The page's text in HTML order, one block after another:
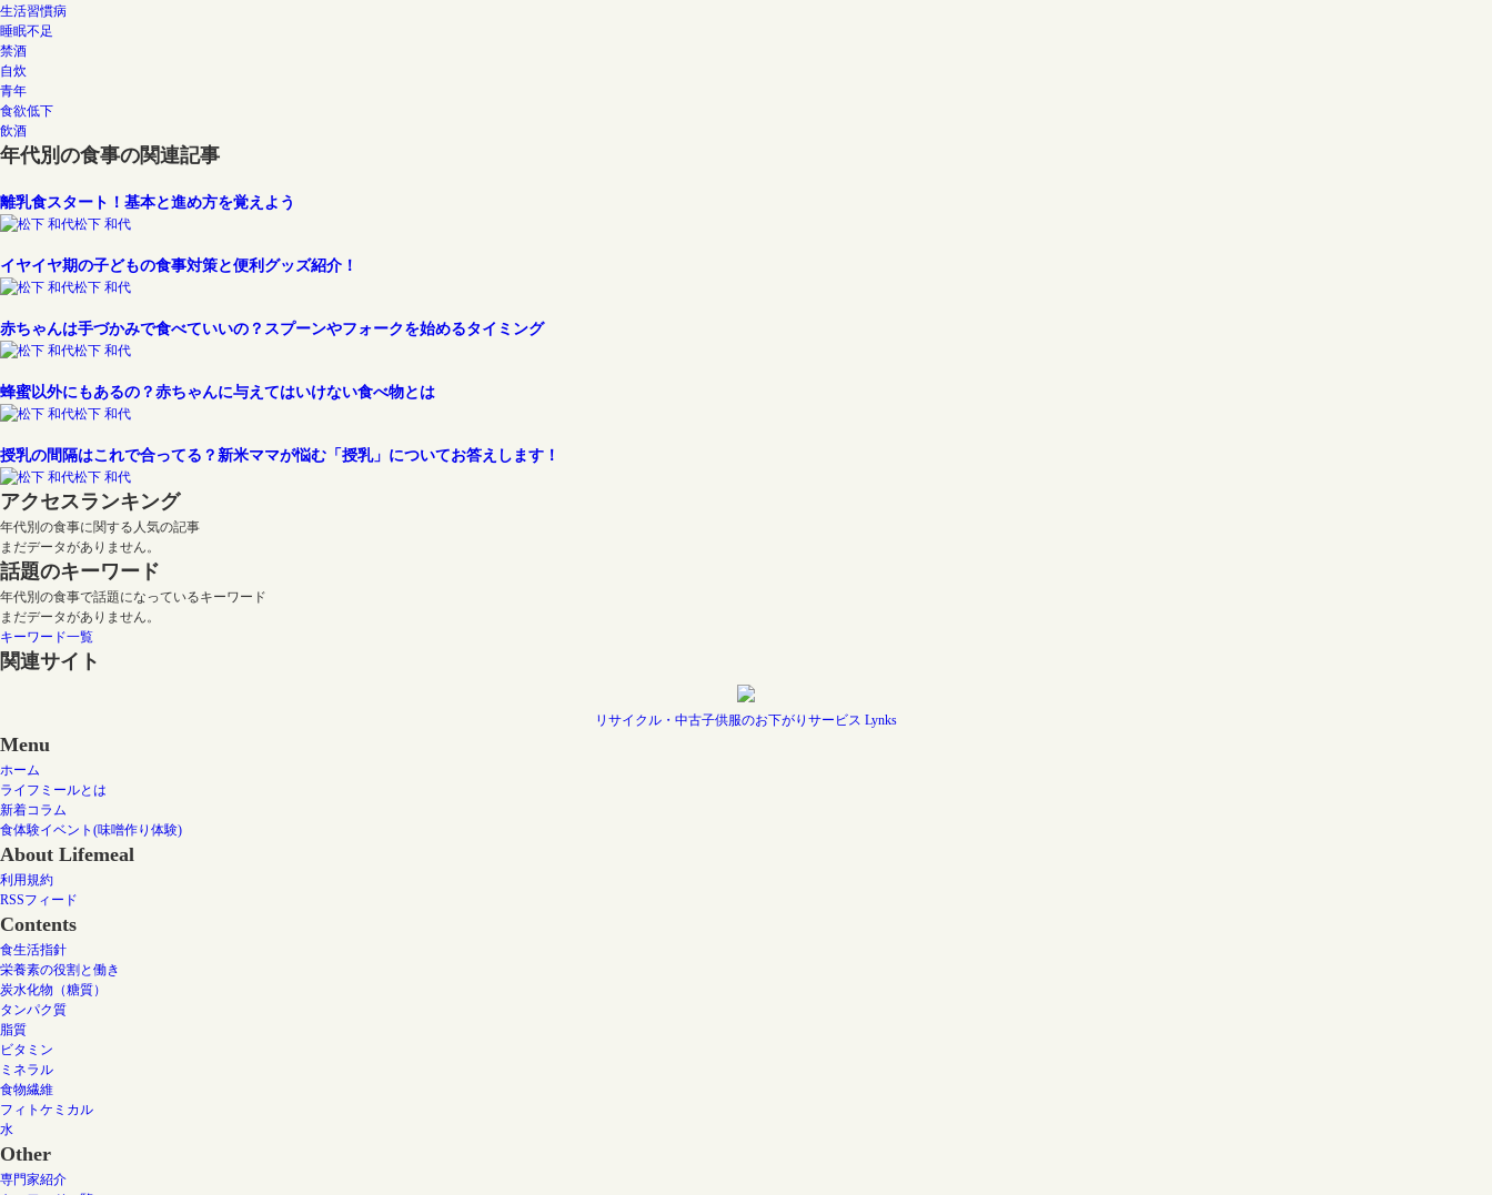
生活習慣病
睡眠不足
禁酒
自炊
青年
食欲低下
飲酒
年代別の食事の関連記事
離乳食スタート！基本と進め方を覚えよう
松下 和代
イヤイヤ期の子どもの食事対策と便利グッズ紹介！
松下 和代
赤ちゃんは手づかみで食べていいの？スプーンやフォークを始めるタイミング
松下 和代
蜂蜜以外にもあるの？赤ちゃんに与えてはいけない食べ物とは
松下 和代
授乳の間隔はこれで合ってる？新米ママが悩む「授乳」についてお答えします！
松下 和代
アクセスランキング
年代別の食事に関する人気の記事
まだデータがありません。
話題のキーワード
年代別の食事で話題になっているキーワード
まだデータがありません。
キーワード一覧
関連サイト
リサイクル・中古子供服のお下がりサービス Lynks
Menu
ホーム
ライフミールとは
新着コラム
食体験イベント(味噌作り体験)
About Lifemeal
利用規約
RSSフィード
Contents
食生活指針
栄養素の役割と働き
炭水化物（糖質）
タンパク質
脂質
ビタミン
ミネラル
食物繊維
フィトケミカル
水
Other
専門家紹介